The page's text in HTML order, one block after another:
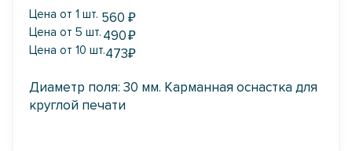
Цена от 1 шт. 560 ₽
Цена от 5 шт. 490₽
Цена от 10 шт.473₽
Диаметр поля: 30 мм. Карманная оснастка для
круглой печати